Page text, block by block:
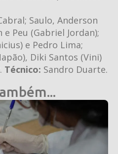
Saulo, Anderson
Peu (Gabriel Jordan);
e Pedro Lima;
Diki Santos (Vini)
Técnico: Sandro Duarte.